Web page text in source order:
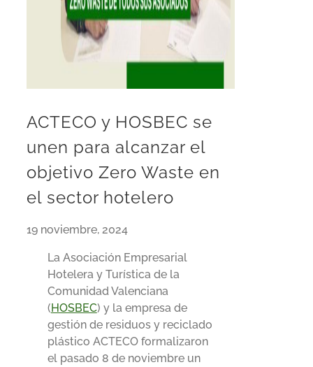
ACTECO y HOSBEC se
unen para alcanzar el
objetivo Zero Waste en
el sector hotelero
19 noviembre, 2024
La Asociación Empresarial
Hotelera y Turística de la
Comunidad Valenciana
(HOSBEC) y la empresa de
gestión de residuos y reciclado
plástico ACTECO formalizaron
el pasado 8 de noviembre un